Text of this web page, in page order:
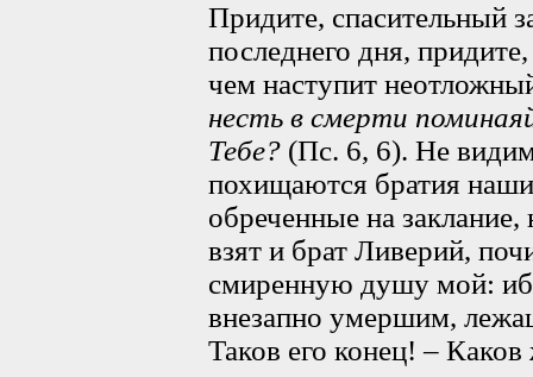
Придите, спасительный
последнего дня,
чем наступит
несть в смерти
Тебе? (Пс. 6, 6). Не
похищаются братия
обреченные на
взят и брат Ливерий,
смиренную душу мой:
внезапно умершим,
Таков его конец! –